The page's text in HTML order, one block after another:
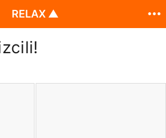
RELAX ▲